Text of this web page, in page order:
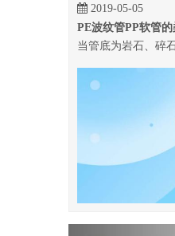
PE波纹管PP软管的
当管底为岩石、碎